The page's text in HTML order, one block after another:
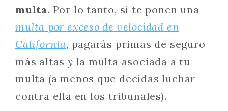
multa. Por lo tanto, si te ponen una
multa por exceso de velocidad en
California, pagarás primas de seguro
más altas y la multa asociada a tu
multa (a menos que decidas luchar
contra ella en los tribunales).